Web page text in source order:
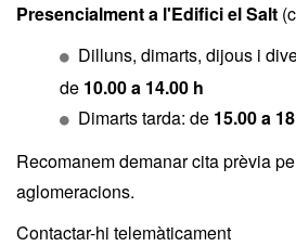
Presencialment a l'Edifici el Salt
Dilluns, dimarts, dijous i
de 10.00 a 14.00 h
Dimarts tarda: de 15.00 a
Recomanem demanar cita prèvia
aglomeracions.
Contactar-hi telemàticament